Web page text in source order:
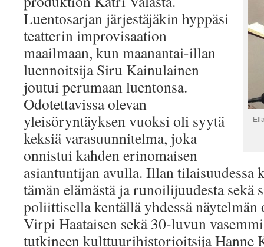
Luentosarjan järjestäjäkin hyppäsi
teatterin improvisaation
maailmaan, kun maanantai-illan
luennoitsija Siru Kainulainen
joutui perumaan luentonsa.
Odotettavissa olevan
yleisöryntäyksen vuoksi oli syytä
keksiä varasuunnitelma, joka
onnistui kahden erinomaisen
asiantuntijan avulla. Illan tilaisuudessa
tämän elämästä ja runoilijuudesta
poliittisella kentällä yhdessä
Virpi Haataisen sekä 30-luvun
tutkineen kulttuurihistorioitsija Hanne